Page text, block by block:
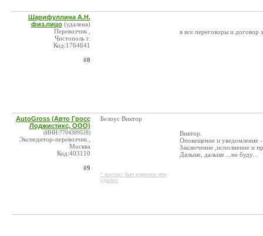
Шарифуллина А.Н.
физ.лицо (удалена)
Перевозчик ,
Чистополь г.
Код:1764641
#8
я все переговоры и договор
AutoGross (Авто Гросс
Лоджистикс, ООО)
(ИНН:7704309528)
Экспедитор-перевозчик ,
Москва
Код:403110
#9
Белоус Виктор
* контакт был изменен или
удален
Виктор.
Оповещение и уведомление
Заключение ,исполнение и
Дальше, дальше ...не буду...